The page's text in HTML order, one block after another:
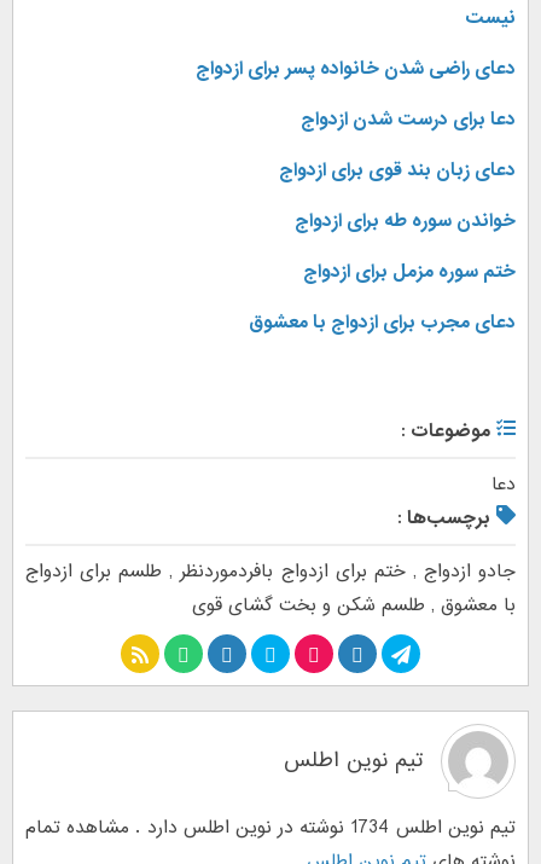
نیست
دعای راضی شدن خانواده پسر برای ازدواج
دعا برای درست شدن ازدواج
دعای زبان بند قوی برای ازدواج
خواندن سوره طه برای ازدواج
ختم سوره مزمل برای ازدواج
دعای مجرب برای ازدواج با معشوق
موضوعات :
دعا
برچسب‌ها :
جادو ازدواج ,ختم برای ازدواج بافردموردنظر, طلسم برای ازدواج
با معشوق , طلسم شکن و بخت گشای قوی
تیم نوین اطلس
تیم نوین اطلس 1734 نوشته در نوین اطلس دارد . مشاهده تمام